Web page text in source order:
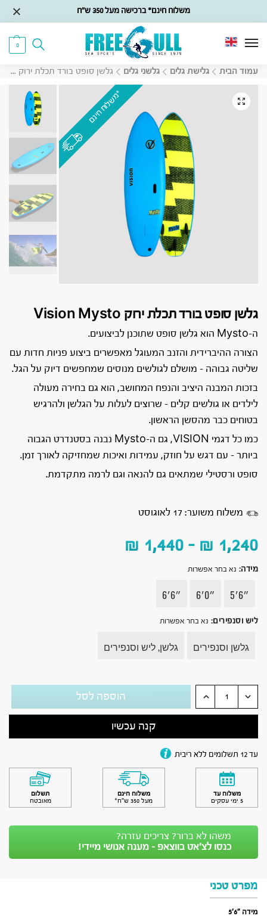
משלוח חינם* ברכישה מעל 350 ש״ח
0
עמוד הבית גלישת גלים גלשני גלים גלשן סופט בורד תכלת ירוק Vision Mysto
גלשן סופט בורד תכלת ירוק Vision Mysto
ה-Mysto הוא גלשן סופט שתוכנן לביצועים.
הצורה ההיברידית והזנב המעוגל מאפשרים ביצוע פניות חדות עם
שליטה גבוהה – מושלם לגולשים מנוסים שמחפשים דיוק על הגל.
בזכות המבנה היציב והנפח המחושב, הוא גם בחירה מעולה
לילדים או גולשים קלים – שרוצים לעלות על הגלשן ולהרגיש
בטוחים כבר מהסשן הראשון.
כמו כל דגמי VISION, גם ה-Mysto נבנה בסטנדרט הגבוה
ביותר – עם דגש על חוזק, עמידות ואיכות שמחזיקה לאורך זמן.
סופט ורסטילי שמתאים גם להנאה וגם לרמה מתקדמת.
משלוח משוער: 17 לאוגוסט
₪ 1,240
–
₪ 1,440
מידה: נא בחר אפשרות
״6׳5 ״0׳6 ״6׳6
ליש וסנפירים: נא בחר אפשרות
גלשן וסנפירים גלשן, ליש וסנפירים
הוספה לסל
קנה עכשיו
עד 12 תשלומים ללא ריבית
משלוח עד
5 ימי עסקים
משלוח חינם
מעל 350 ש״ח*
תשלום
מאובטח
משהו לא ברור? צריכים עזרה?
כנסו לצ’אט בווצאפ - מענה אנושי מיידי!
מפרט טכני
מידה ״6׳5